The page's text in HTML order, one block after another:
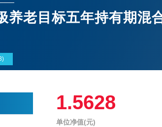
养老目标五年持有期混
1.5628
单位净值(元)